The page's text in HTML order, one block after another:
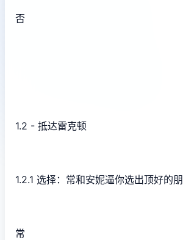
否
1.2 - 抵达雷克顿
1.2.1 选择：常和安妮逼你选出顶好的
常